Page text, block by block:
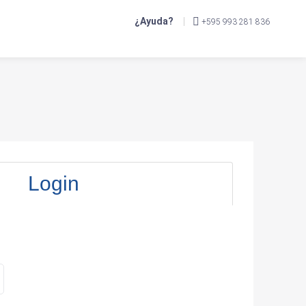
¿Ayuda? +595 993 281 836
Login